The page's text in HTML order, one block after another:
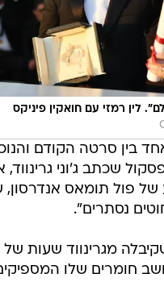
לין רמזי עם חואקין פיניקס
בין סרטה הקודם
שכתב ג'וני גרינווד,
של פול תומאס
נסתרים".
מגרינווד שעות של
חומרים שלו